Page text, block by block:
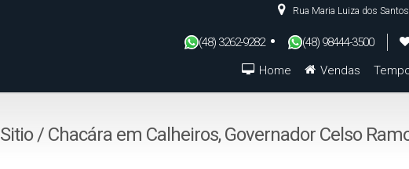
Rua Maria Luiza dos Santos
(48) 3262-9282 (48) 98444-3500
Vendas
Home
Sitio / Chacára em Calheiros, Governador Celso